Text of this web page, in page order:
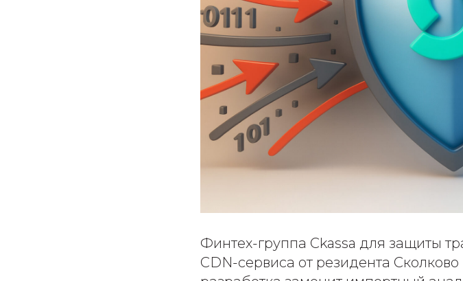
Финтех-группа Ckassa для защиты
CDN-сервиса от резидента